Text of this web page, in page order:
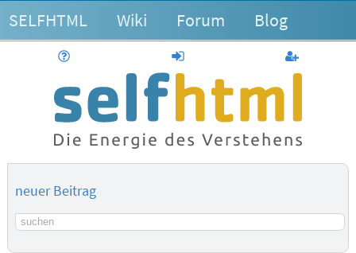
SELFHTML Wiki Forum Blog
anmelden
neuer Beitrag
Suchbegriff